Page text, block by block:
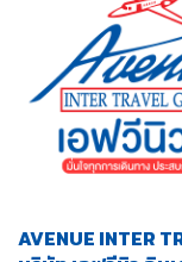
AVENUE INTER